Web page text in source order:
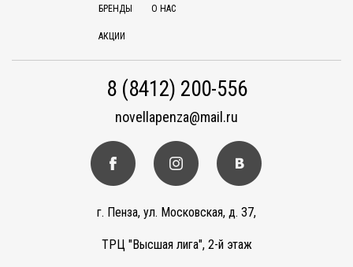
БРЕНДЫ
АКЦИИ
О НАС
8 (8412) 200-556
novellapenza@mail.ru
г. Пенза, ул. Московская, д. 37,
ТРЦ "Высшая лига", 2-й этаж